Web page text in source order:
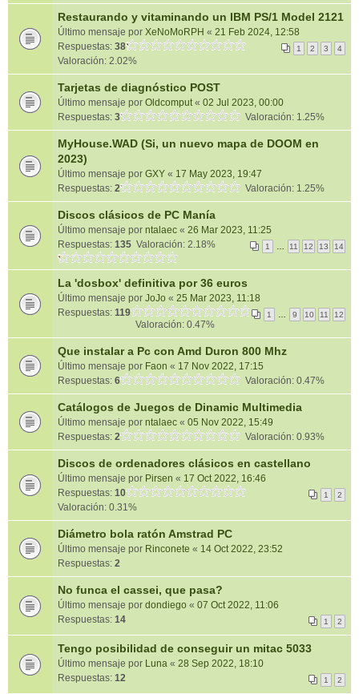
Restaurando y vitaminando un IBM PS/1 Model 2121
Último mensaje por XeNoMoRPH « 21 Feb 2024, 12:58
Respuestas: 38 1 2 3 4
Valoración: 2.02%
Tarjetas de diagnóstico POST
Último mensaje por Oldcomput« 02 Jul 2023, 00:00
Respuestas: 3 Valoración: 1.25%
MyHouse.WAD (Si, un nuevo mapa de DOOM en
2023)
Último mensaje por GXY « 17 May 2023, 19:47
Respuestas: 2 Valoración: 1.25%
Discos clásicos de PC Manía
Último mensaje por ntalaec « 26 Mar 2023, 11:25
Respuestas: 135 1 11 12 13 14
Valoración: 2.18%
La 'dosbox' definitiva por 36 euros
Último mensaje por JoJo « 25 Mar 2023, 11:18
Respuestas: 119 1 9 10 11 12
Valoración: 0.47%
Que instalar a Pc con Amd Duron 800 Mhz
Último mensaje por Faon « 17 Nov 2022, 17:15
Respuestas: 6 Valoración: 0.47%
Catálogos de Juegos de Dinamic Multimedia
Último mensaje por ntalaec « 05 Nov 2022, 15:49
Respuestas: 2 Valoración: 0.93%
Discos de ordenadores clásicos en castellano
Último mensaje por Pirsen « 17 Oct 2022, 16:46
Respuestas: 10 1 2
Valoración: 0.31%
Diámetro bola ratón Amstrad PC
Último mensaje por Rinconete « 14 Oct 2022, 23:52
Respuestas: 2
No funca el cassei, que pasa?
Último mensaje por dondiego « 07 Oct 2022, 11:06
Respuestas: 14 1 2
Tengo posibilidad de conseguir un mitac 5033
Último mensaje por Luna « 28 Sep 2022, 18:10
Respuestas: 12 1 2